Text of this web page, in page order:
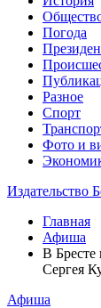
Погода
Разное
Спорт
Фото и
Издательство
Главная
Афиша
В Бресте
Сергея
Афиша